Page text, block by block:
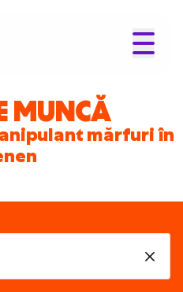
MUNCĂ
mărfuri în